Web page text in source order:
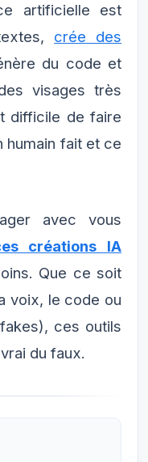
artificielle est
crée des
du code et
visages très
difficile de faire
humain fait et ce
avec vous
créations IA
Que ce soit
voix, le code ou
ces outils
du faux.